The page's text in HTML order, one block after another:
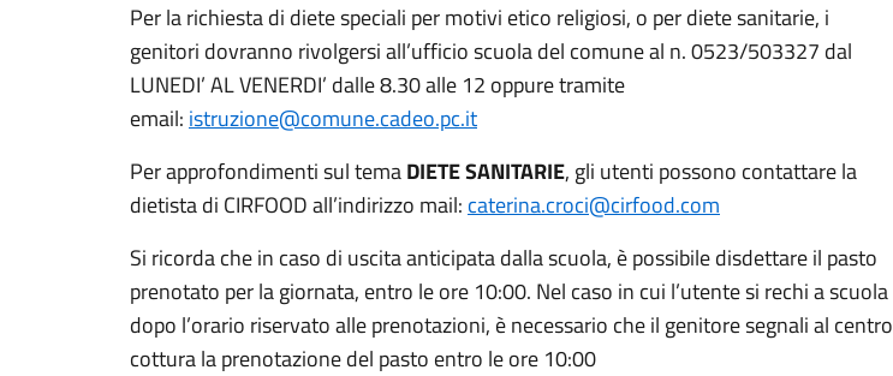
Per la richiesta di diete speciali per motivi etico religiosi, o per diete sanitarie, i
genitori dovranno rivolgersi all’ufficio scuola del comune al n. 0523/503327 dal
LUNEDI’ AL VENERDI’ dalle 8.30 alle 12 oppure tramite
email: istruzione@comune.cadeo.pc.it
Per approfondimenti sul temaDIETE SANITARIE, gli utenti possono contattare la
dietista di CIRFOOD all’indirizzo mail: caterina.croci@cirfood.com
Si ricorda che in caso di uscita anticipata dalla scuola, è possibile disdettare il pasto
prenotato per la giornata, entro le ore 10:00. Nel caso in cui l’utente si rechi a scuola
dopo l’orario riservato alle prenotazioni, è necessario che il genitore segnali al centro
cottura la prenotazione del pasto entro le ore 10:00